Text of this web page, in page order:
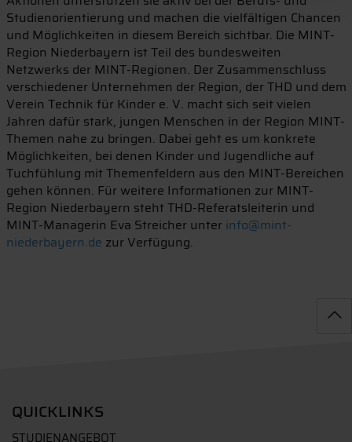
Studienorientierung und machen die vielfältigen Chancen
und Möglichkeiten in diesem Bereich sichtbar. Die MINT-
Region Niederbayern ist Teil des bundesweiten
Netzwerks der MINT-Regionen. Der Zusammenschluss
verschiedener Unternehmen der Region, der THD und dem
Verein Technik für Kinder e. V. macht sich seit vielen
Jahren dafür stark, jungen Menschen in der Region MINT-
Themen nahe zu bringen. Dabei geht es um konkrete
Möglichkeiten, bei denen Kinder und Jugendliche auf
Tuchfühlung mit Themenfeldern aus den MINT-Bereichen
gehen können. Für weitere Informationen zur MINT-
Region Niederbayern steht THD-Referatsleiterin und
MINT-Managerin Eva Streicher unter info@mint-
niederbayern.de zur Verfügung.
QUICKLINKS
STUDIENANGEBOT